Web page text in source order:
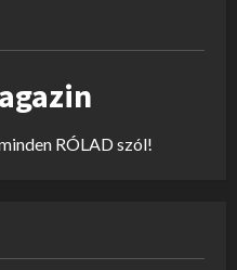
RÓLAD szól!